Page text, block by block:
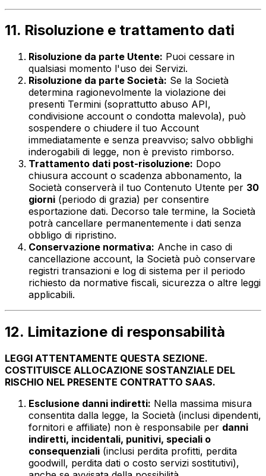
11. Risoluzione e trattamento dati
Risoluzione da parte Utente: Puoi cessare in
qualsiasi momento l'uso dei Servizi.
Risoluzione da parte Società: Se la Società
determina ragionevolmente la violazione dei
presenti Termini (soprattutto abuso API,
condivisione account o condotta malevola), può
sospendere o chiudere il tuo Account
immediatamente e senza preavviso; salvo obblighi
inderogabili di legge, non è previsto rimborso.
Trattamento dati post-risoluzione: Dopo
chiusura account o scadenza abbonamento, la
Società conserverà il tuo Contenuto Utente per 30
giorni (periodo di grazia) per consentire
esportazione dati. Decorso tale termine, la Società
potrà cancellare permanentemente i dati senza
obbligo di ripristino.
Conservazione normativa: Anche in caso di
cancellazione account, la Società può conservare
registri transazioni e log di sistema per il periodo
richiesto da normative fiscali, sicurezza o altre leggi
applicabili.
12. Limitazione di responsabilità
LEGGI ATTENTAMENTE QUESTA SEZIONE.
COSTITUISCE ALLOCAZIONE SOSTANZIALE DEL
RISCHIO NEL PRESENTE CONTRATTO SAAS.
Esclusione danni indiretti: Nella massima misura
consentita dalla legge, la Società (inclusi dipendenti,
fornitori e affiliate) non è responsabile per danni
indiretti, incidentali, punitivi, speciali o
consequenziali (inclusi perdita profitti, perdita
goodwill, perdita dati o costo servizi sostitutivi),